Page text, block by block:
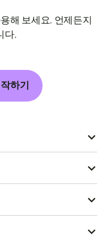
해 보세요. 언제든지
다.
하기